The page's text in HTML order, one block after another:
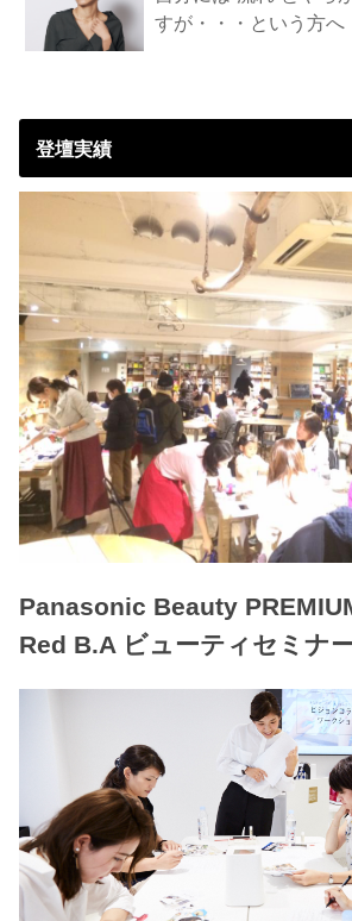
すが・・・という方へ
登壇実績
Panasonic Beauty
Red B.A ビューティセミナ